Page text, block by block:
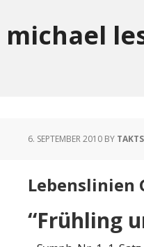
michael
6. SEPTEMBER 2010 BY
Lebenslinien
“Frühling